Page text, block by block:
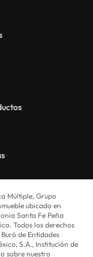
Múltiple, Grupo
ubicado en
Santa Fe Peña
Todos los derechos
de Entidades
S.A., Institución de
sobre nuestro